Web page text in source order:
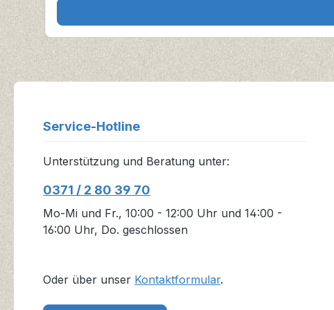
Service-Hotline
Unterstützung und Beratung unter:
0371 / 2 80 39 70
Mo-Mi und Fr., 10:00 - 12:00 Uhr und 14:00 -
16:00 Uhr, Do. geschlossen
Oder über unser Kontaktformular.